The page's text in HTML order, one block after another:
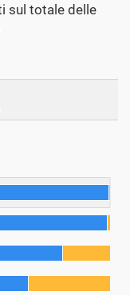
sul totale delle